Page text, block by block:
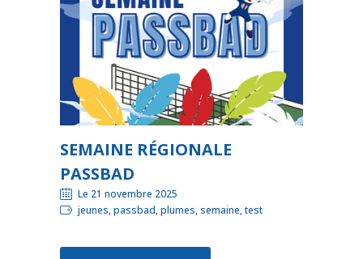
SEMAINE RÉGIONALE
PASSBAD
Le 21 novembre 2025
jeunes, passbad, plumes, semaine, test